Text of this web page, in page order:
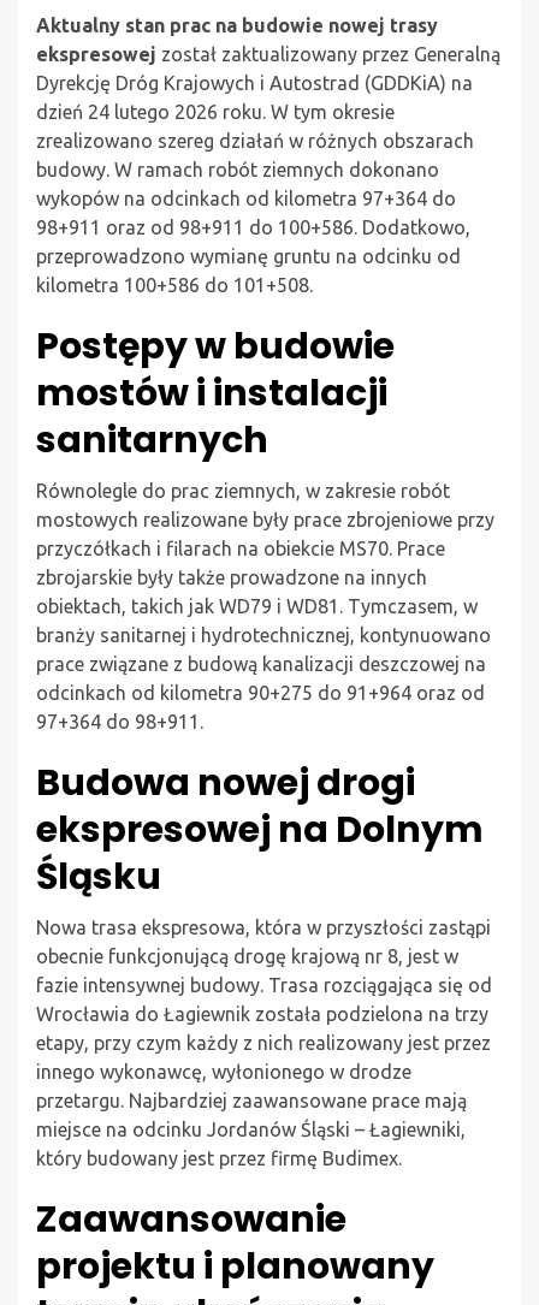
Aktualny stan prac na budowie nowej trasy
ekspresowej został zaktualizowany przez Generalną
Dyrekcję Dróg Krajowych i Autostrad (GDDKiA) na
dzień 24 lutego 2026 roku. W tym okresie
zrealizowano szereg działań w różnych obszarach
budowy. W ramach robót ziemnych dokonano
wykopów na odcinkach od kilometra 97+364 do
98+911 oraz od 98+911 do 100+586. Dodatkowo,
przeprowadzono wymianę gruntu na odcinku od
kilometra 100+586 do 101+508.
Postępy w budowie
mostów i instalacji
sanitarnych
Równolegle do prac ziemnych, w zakresie robót
mostowych realizowane były prace zbrojeniowe przy
przyczółkach i filarach na obiekcie MS70. Prace
zbrojarskie były także prowadzone na innych
obiektach, takich jak WD79 i WD81. Tymczasem, w
branży sanitarnej i hydrotechnicznej, kontynuowano
prace związane z budową kanalizacji deszczowej na
odcinkach od kilometra 90+275 do 91+964 oraz od
97+364 do 98+911.
Budowa nowej drogi
ekspresowej na Dolnym
Śląsku
Nowa trasa ekspresowa, która w przyszłości zastąpi
obecnie funkcjonującą drogę krajową nr 8, jest w
fazie intensywnej budowy. Trasa rozciągająca się od
Wrocławia do Łagiewnik została podzielona na trzy
etapy, przy czym każdy z nich realizowany jest przez
innego wykonawcę, wyłonionego w drodze
przetargu. Najbardziej zaawansowane prace mają
miejsce na odcinku Jordanów Śląski – Łagiewniki,
który budowany jest przez firmę Budimex.
Zaawansowanie
projektu i planowany